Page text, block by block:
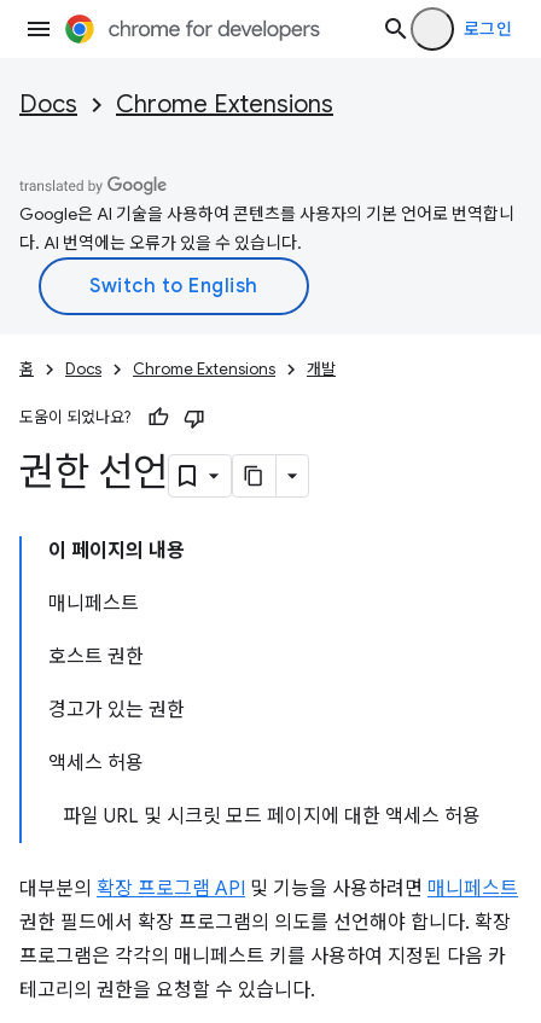
로그인
Docs Chrome Extensions
Google은 AI 기술을 사용하여 콘텐츠를 사용자의 기본 언어로 번역합니
다. AI 번역에는 오류가 있을 수 있습니다.
홈 Docs Chrome Extensions 개발
도움이 되었나요?
권한 선언
이 페이지의 내용
매니페스트
호스트 권한
경고가 있는 권한
액세스 허용
파일 URL 및 시크릿 모드 페이지에 대한 액세스 허용
대부분의 확장 프로그램 API 및 기능을 사용하려면 매니페스트
권한 필드에서 확장 프로그램의 의도를 선언해야 합니다. 확장
프로그램은 각각의 매니페스트 키를 사용하여 지정된 다음 카
테고리의 권한을 요청할 수 있습니다.